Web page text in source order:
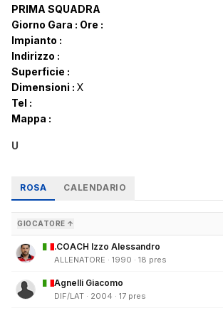
PRIMA SQUADRA
Giorno Gara : Ore :
Impianto :
Indirizzo :
Superficie :
Dimensioni : X
Tel :
Mappa :
U
ROSA CALENDARIO
GIOCATORE ↑
.COACH Izzo Alessandro
ALLENATORE · 1990 · 18 pres
Agnelli Giacomo
DIF/LAT · 2004 · 17 pres